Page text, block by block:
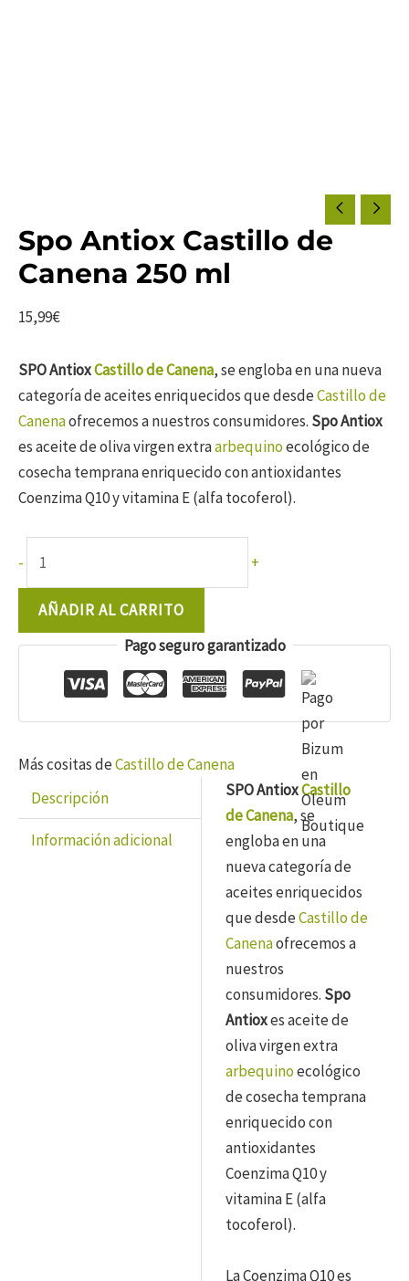
Spo Antiox Castillo de
Canena 250 ml
15,99€
SPO AntioxCastillo de Canena, se engloba en una nueva
categoría de aceites enriquecidos que desdeCastillo de
Canenaofrecemos a nuestros consumidores. Spo Antiox
es aceite de oliva virgen extraarbequinoecológico de
cosecha temprana enriquecido con antioxidantes
Coenzima Q10 y vitamina E (alfa tocoferol).
-
Antiox
Castillo
Canena
cantidad
+
AÑADIR AL CARRITO
Pago seguro garantizado
Más cositas deCastillo de Canena
Descripción
Información adicional
SPO AntioxCastillo
de Canena, se
engloba en una
nueva categoría de
aceites enriquecidos
que desdeCastillo de
Canenaofrecemos a
nuestros
consumidores. Spo
Antioxes aceite de
oliva virgen extra
arbequinoecológico
de cosecha temprana
enriquecido con
antioxidantes
Coenzima Q10 y
vitamina E (alfa
tocoferol).
La Coenzima Q10 es